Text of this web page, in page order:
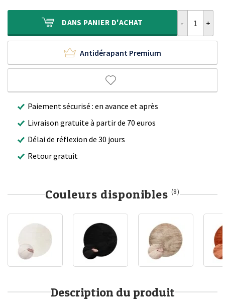
349,90 €.
239,90 €.
DANS PANIER D'ACHAT
Antidérapant Premium
Paiement sécurisé : en avance et après
Livraison gratuite à partir de 70 euros
Délai de réflexion de 30 jours
Retour gratuit
Couleurs disponibles (8)
Description du produit